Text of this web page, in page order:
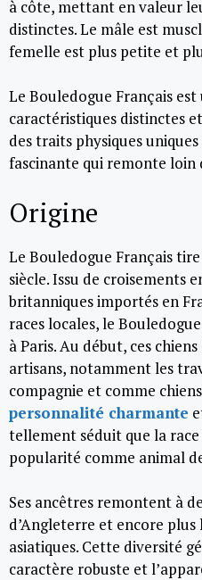
Le Bouledogue Français
caractéristiques distinctes
des traits physiques
fascinante qui remonte loin
Origine
Le Bouledogue Français
siècle. Issu de croisements
britanniques importés en
races locales, le
à Paris. Au début, ces
artisans, notamment les
compagnie et comme
personnalité charmante
tellement séduit que la
popularité comme animal
Ses ancêtres remontent à
d’Angleterre et encore plus
asiatiques. Cette diversité
caractère robuste et